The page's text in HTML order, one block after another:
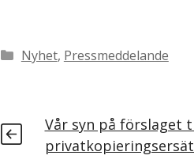
Nyhet, Pressmeddelande
Vår syn på förslaget